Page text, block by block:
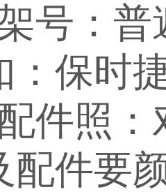
架号：
：保时
配件照
配件要